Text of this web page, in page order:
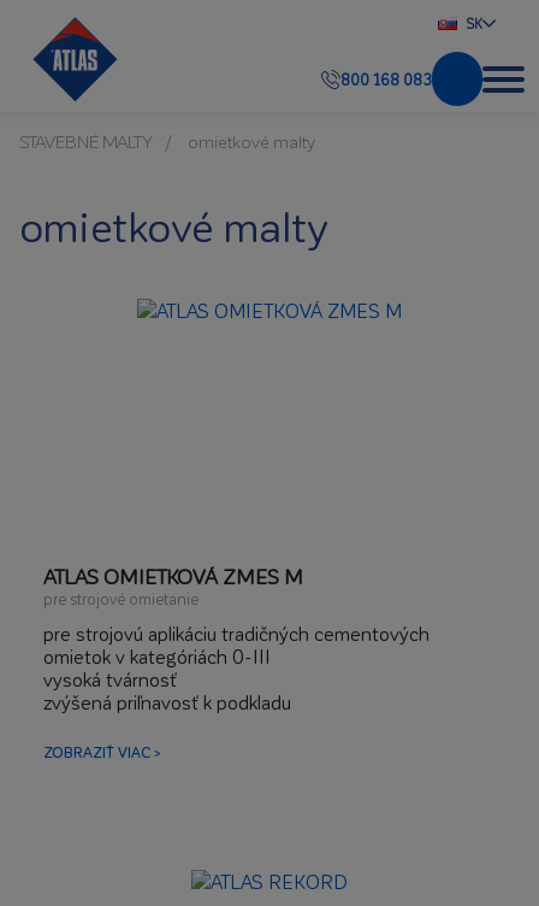
SK
800 168 083
STAVEBNÉ MALTY omietkové malty
omietkové malty
ATLAS OMIETKOVÁ ZMES M
pre strojové omietanie
pre strojovú aplikáciu tradičných cementových
omietok v kategóriách 0-III
vysoká tvárnosť
zvýšená priľnavosť k podkladu
omietanie stien a stropov
ZOBRAZIŤ VIAC >